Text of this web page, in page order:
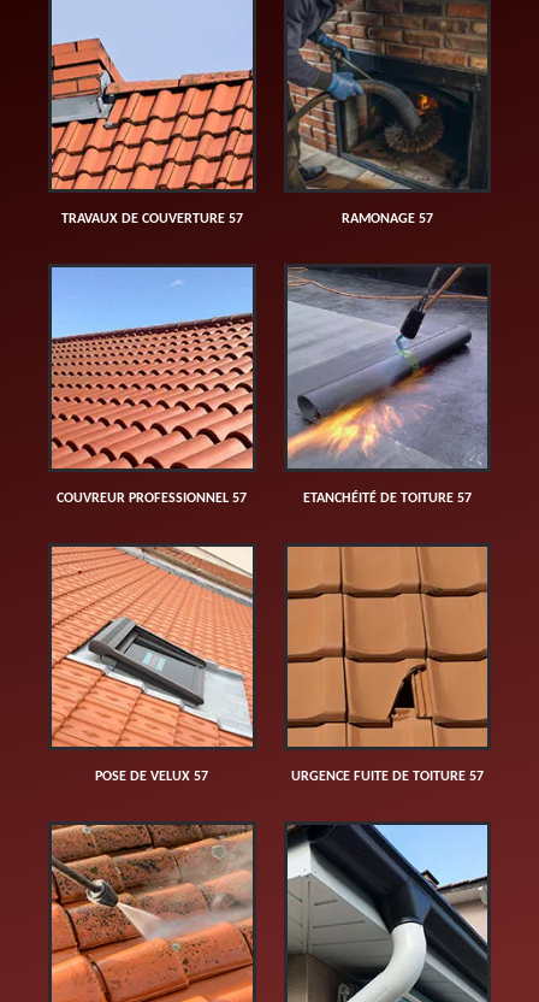
TRAVAUX DE COUVERTURE 57 RAMONAGE 57
COUVREUR PROFESSIONNEL 57 ETANCHÉITÉ DE TOITURE 57
POSE DE VELUX 57 URGENCE FUITE DE TOITURE 57